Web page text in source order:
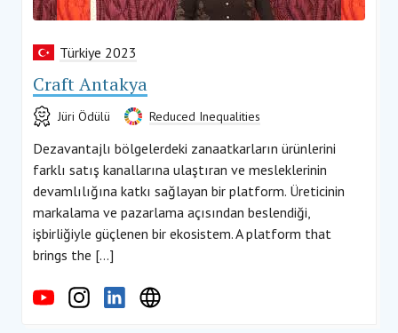
Türkiye 2023
Craft Antakya
Jüri Ödülü Reduced Inequalities
Dezavantajlı bölgelerdeki zanaatkarların ürünlerini
farklı satış kanallarına ulaştıran ve mesleklerinin
devamlılığına katkı sağlayan bir platform. Üreticinin
markalama ve pazarlama açısından beslendiği,
işbirliğiyle güçlenen bir ekosistem. A platform that
brings the […]